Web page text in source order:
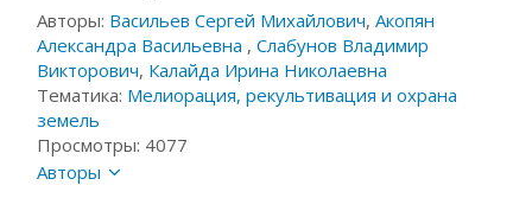
Авторы: Васильев Сергей Михайлович,Акопян
Александра Васильевна ,Слабунов Владимир
Викторович, Калайда Ирина Николаевна
Тематика: Мелиорация, рекультивация и охрана
земель
Просмотры: 4077
Авторы